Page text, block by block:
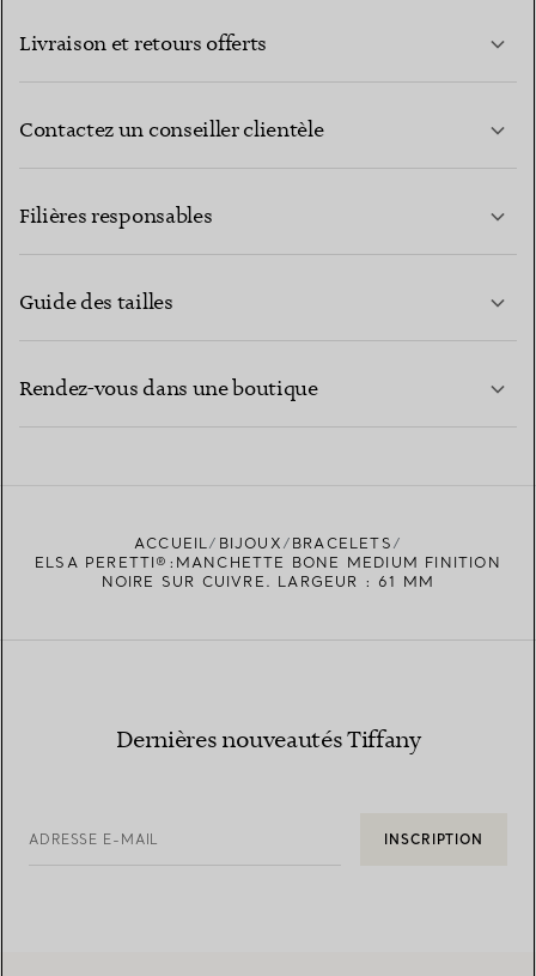
Livraison et retours offerts
Contactez un conseiller clientèle
Filières responsables
Guide des tailles
Rendez-vous dans une boutique
TROUVEZ LA BOUTIQUE LA PLUS PROCHE
ACCUEIL BIJOUX
BRACELETS
ELSA PERETTI®:MANCHETTE BONE MEDIUM FINITION
NOIRE SUR CUIVRE. LARGEUR : 61 MM
Dernières nouveautés Tiffany
ADRESSE E-MAIL INSCRIPTION